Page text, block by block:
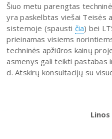
Šiuo metu parengtas
yra paskelbtas viešai Teisės
sistemoje (spausti čia) bei
prieinamas visiems
techninės apžiūros kainų
asmenys gali teikti pastabas
d. Atskirų konsultacijų su